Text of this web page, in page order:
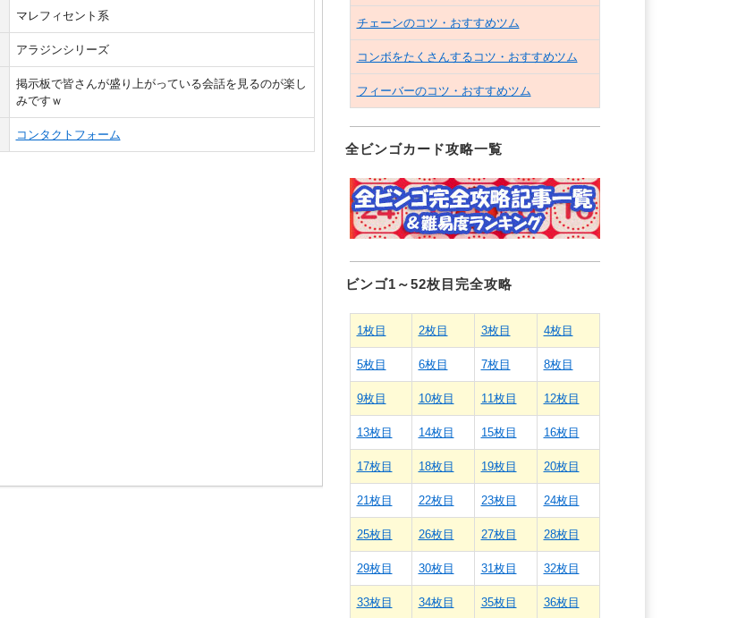
マレフィセント系
アラジンシリーズ
掲示板で皆さんが盛り上がっている会話を見るのが楽し
みですｗ
コンタクトフォーム
チェーンのコツ・おすすめツム
コンボをたくさんするコツ・おすすめツム
フィーバーのコツ・おすすめツム
全ビンゴカード攻略一覧
ビンゴ1～52枚目完全攻略
1枚目 2枚目 3枚目 4枚目
5枚目 6枚目 7枚目 8枚目
9枚目 10枚目 11枚目 12枚目
13枚目 14枚目 15枚目 16枚目
17枚目 18枚目 19枚目 20枚目
21枚目 22枚目 23枚目 24枚目
25枚目 26枚目 27枚目 28枚目
29枚目 30枚目 31枚目 32枚目
33枚目 34枚目 35枚目 36枚目